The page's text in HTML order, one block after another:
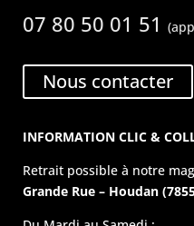
07 80 50 01 51
Nous contacter
INFORMATION CLIC &
Retrait possible à notre
Grande Rue – Houdan